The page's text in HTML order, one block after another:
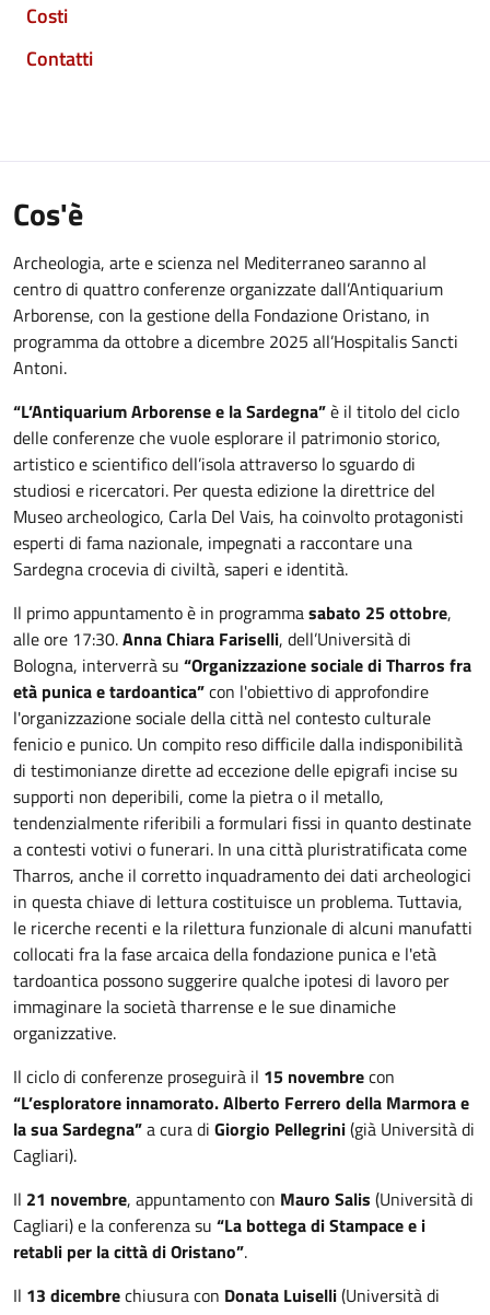
Costi
Contatti
Cos'è
Archeologia, arte e scienza nel Mediterraneo saranno al
centro di quattro conferenze organizzate dall’Antiquarium
Arborense, con la gestione della Fondazione Oristano, in
programma da ottobre a dicembre 2025 all’Hospitalis Sancti
Antoni.
“L’Antiquarium Arborense e la Sardegna”è il titolo del ciclo
delle conferenze che vuole esplorare il patrimonio storico,
artistico e scientifico dell’isola attraverso lo sguardo di
studiosi e ricercatori. Per questa edizione la direttrice del
Museo archeologico, Carla Del Vais, ha coinvolto protagonisti
esperti di fama nazionale, impegnati a raccontare una
Sardegna crocevia di civiltà, saperi e identità.
Il primo appuntamento è in programmasabato 25 ottobre,
alle ore 17:30.Anna Chiara Fariselli, dell’Università di
Bologna, interverrà su “Organizzazione sociale di Tharros fra
età punica e tardoantica”con l'obiettivo di approfondire
l'organizzazione sociale della città nel contesto culturale
fenicio e punico. Un compito reso difficile dalla indisponibilità
di testimonianze dirette ad eccezione delle epigrafi incise su
supporti non deperibili, come la pietra o il metallo,
tendenzialmente riferibili a formulari fissi in quanto destinate
a contesti votivi o funerari. In una città pluristratificata come
Tharros, anche il corretto inquadramento dei dati archeologici
in questa chiave di lettura costituisce un problema. Tuttavia,
le ricerche recenti e la rilettura funzionale di alcuni manufatti
collocati fra la fase arcaica della fondazione punica e l'età
tardoantica possono suggerire qualche ipotesi di lavoro per
immaginare la società tharrense e le sue dinamiche
organizzative.
Il ciclo di conferenze proseguirà il 15 novembrecon
“L’esploratore innamorato. Alberto Ferrero della Marmora e
la sua Sardegna”a cura di Giorgio Pellegrini(già Università di
Cagliari).
Il 21 novembre, appuntamento con Mauro Salis (Università di
Cagliari) e la conferenza su “La bottega di Stampace e i
retabli per la città di Oristano”.
Il 13 dicembrechiusura con Donata Luiselli(Università di